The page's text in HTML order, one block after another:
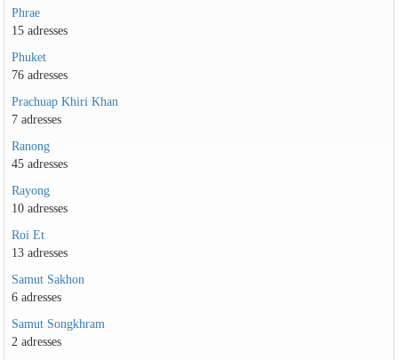
Phrae
15 adresses
Phuket
76 adresses
Prachuap Khiri Khan
7 adresses
Ranong
45 adresses
Rayong
10 adresses
Roi Et
13 adresses
Samut Sakhon
6 adresses
Samut Songkhram
2 adresses